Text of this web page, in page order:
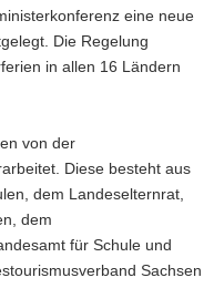
eine neue
Die Regelung
in allen 16 Ländern
von der
Diese besteht aus
dem Landeselternrat,
dem
für Schule und
Sachsen